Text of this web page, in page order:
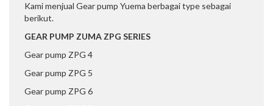
Kami menjual Gear pump Yuema berbagai type sebagai
berikut.
GEAR PUMP ZUMA ZPG SERIES
Gear pump ZPG 4
Gear pump ZPG 5
Gear pump ZPG 6